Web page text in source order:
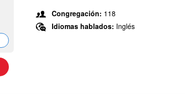
Congregación: 118
Idiomas hablados: Inglés